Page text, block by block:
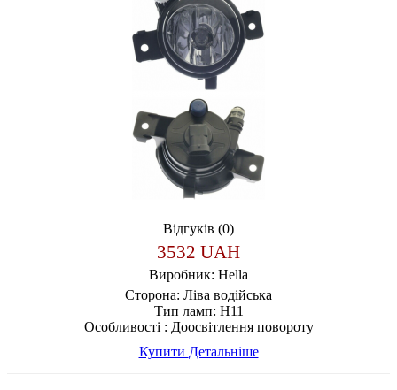
Відгуків (0)
3532 UAH
Виробник: Hella
Сторона: Ліва водійська
Тип ламп: H11
Особливості : Доосвітлення повороту
Купити Детальніше